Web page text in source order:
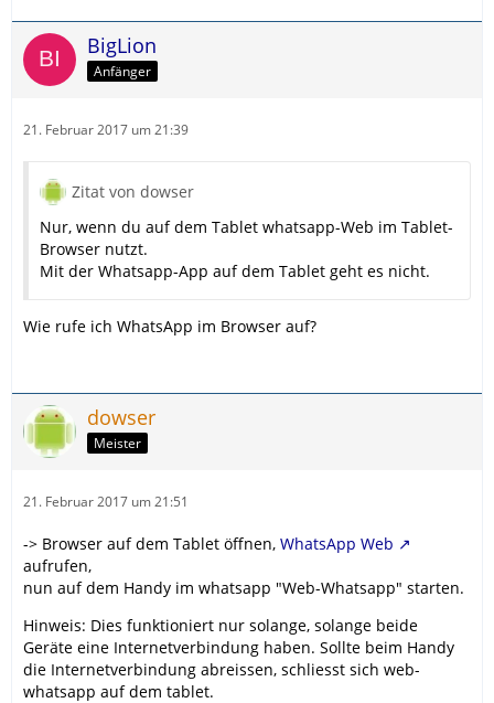
BigLion
Anfänger
21. Februar 2017 um 21:39
Zitat von dowser
Nur, wenn du auf dem Tablet whatsapp-Web im Tablet-
Browser nutzt.
Mit der Whatsapp-App auf dem Tablet geht es nicht.
Wie rufe ich WhatsApp im Browser auf?
dowser
Meister
21. Februar 2017 um 21:51
-> Browser auf dem Tablet öffnen, WhatsApp Web
aufrufen,
nun auf dem Handy im whatsapp "Web-Whatsapp" starten.
Hinweis: Dies funktioniert nur solange, solange beide
Geräte eine Internetverbindung haben. Sollte beim Handy
die Internetverbindung abreissen, schliesst sich web-
whatsapp auf dem tablet.